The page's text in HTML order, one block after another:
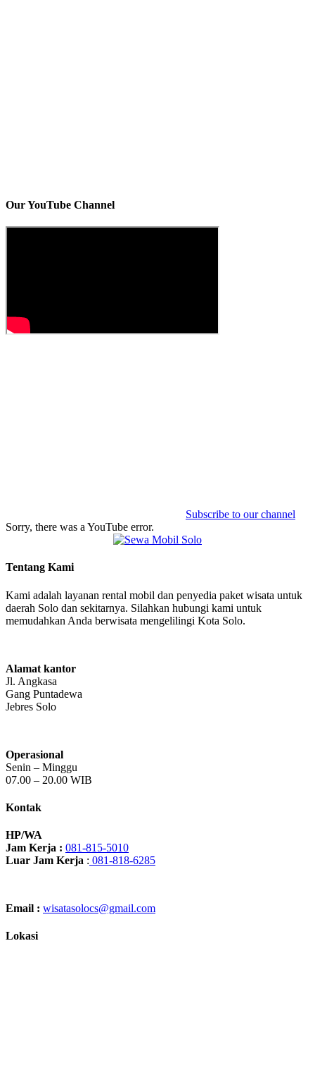
Our YouTube Channel
Subscribe to our channel
Sorry, there was a YouTube error.
Tentang Kami
Kami adalah layanan rental mobil dan penyedia paket wisata untuk
daerah Solo dan sekitarnya. Silahkan hubungi kami untuk
memudahkan Anda berwisata mengelilingi Kota Solo.
Alamat kantor
Jl. Angkasa
Gang Puntadewa
Jebres Solo
Operasional
Senin – Minggu
07.00 – 20.00 WIB
Kontak
HP/WA
Jam Kerja : 081-815-5010
Luar Jam Kerja : 081-818-6285
Email : wisatasolocs@gmail.com
Lokasi